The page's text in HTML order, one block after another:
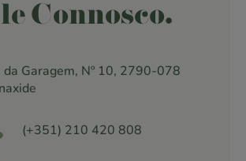
Connosco.
da Garagem, Nº 10, 2790-078
(+351) 210 420 808